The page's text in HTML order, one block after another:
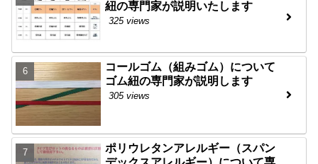
紐の専門家が説明いたします
325 views
コールゴム（組みゴム）について
ゴム紐の専門家が説明します
305 views
ポリウレタンアレルギー（スパン